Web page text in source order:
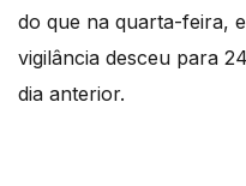
do que na quarta-feira,
vigilância desceu para
dia anterior.